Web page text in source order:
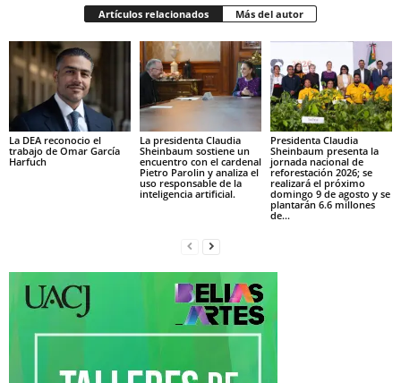
Artículos relacionados Más del autor
La DEA reconocio el
trabajo de Omar García
Harfuch
La presidenta Claudia
Sheinbaum sostiene un
encuentro con el cardenal
Pietro Parolin y analiza el
uso responsable de la
inteligencia artificial.
Presidenta Claudia
Sheinbaum presenta la
jornada nacional de
reforestación 2026; se
realizará el próximo
domingo 9 de agosto y se
plantarán 6.6 millones
de...